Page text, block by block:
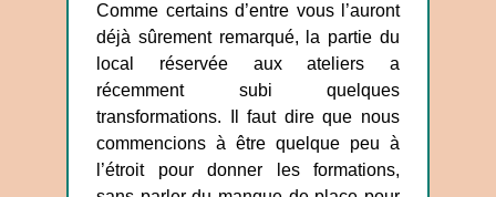
Comme certains d’entre vous l’auront
déjà sûrement remarqué, la partie du
local réservée aux ateliers a
récemment subi quelques
transformations. Il faut dire que nous
commencions à être quelque peu à
l’étroit pour donner les formations,